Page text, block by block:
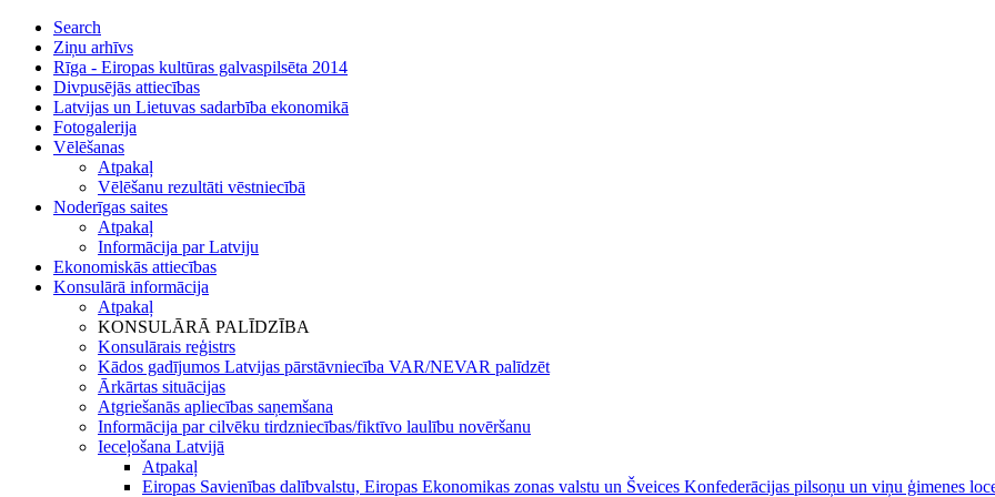
Search
Ziņu arhīvs
Rīga - Eiropas kultūras galvaspilsēta 2014
Divpusējās attiecības
Latvijas un Lietuvas sadarbība ekonomikā
Fotogalerija
Vēlēšanas
Atpakaļ
Vēlēšanu rezultāti vēstniecībā
Noderīgas saites
Atpakaļ
Informācija par Latviju
Ekonomiskās attiecības
Konsulārā informācija
Atpakaļ
KONSULĀRĀ PALĪDZĪBA
Konsulārais reģistrs
Kādos gadījumos Latvijas pārstāvniecība VAR/NEVAR palīdzēt
Ārkārtas situācijas
Atgriešanās apliecības saņemšana
Informācija par cilvēku tirdzniecības/fiktīvo laulību novēršanu
Ieceļošana Latvijā
Atpakaļ
Eiropas Savienības dalībvalstu, Eiropas Ekonomikas zonas valstu un Šveices Konfederācijas pilsoņu un viņu ģimenes